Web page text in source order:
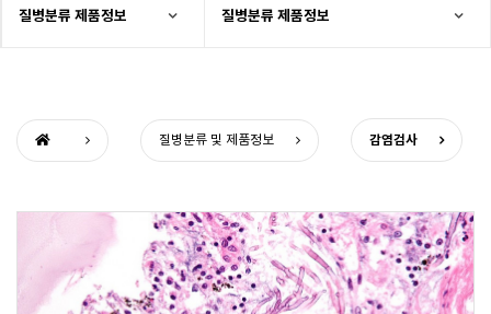
질병분류 제품정보 질병분류 제품정보
질병분류 및 제품정보 감염검사